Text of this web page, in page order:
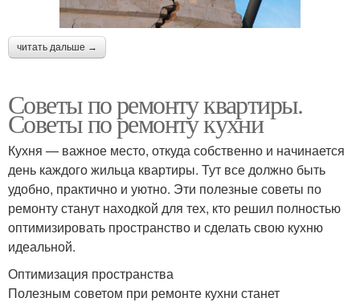
читать дальше →
Советы по ремонту квартиры.
Советы по ремонту кухни
Кухня — важное место, откуда собственно и начинается
день каждого жильца квартиры. Тут все должно быть
удобно, практично и уютно. Эти полезные советы по
ремонту станут находкой для тех, кто решил полностью
оптимизировать пространство и сделать свою кухню
идеальной.
Оптимизация пространства
Полезным советом при ремонте кухни станет